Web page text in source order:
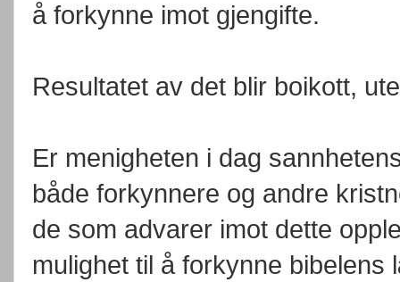
å forkynne imot gjengifte.
Resultatet av det blir boikott,
Er menigheten i dag
både forkynnere og andre
de som advarer imot dette
mulighet til å forkynne